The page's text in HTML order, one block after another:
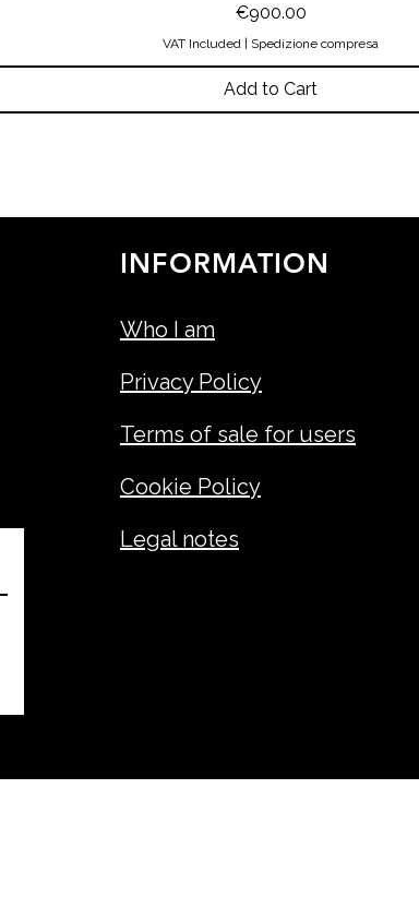
Price
€900.00
VAT Included Spedizione compresa
Add to Cart
INFORMATION
Who I am
Privacy Policy
Terms of sale for users
Cookie Policy
Legal notes